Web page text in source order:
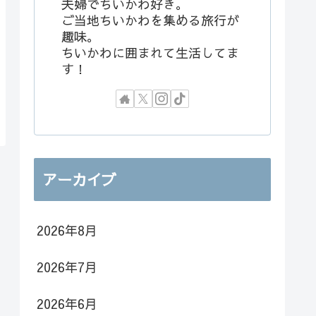
夫婦でちいかわ好き。
ご当地ちいかわを集める旅行が
趣味。
ちいかわに囲まれて生活してま
す！
アーカイブ
2026年8月
2026年7月
2026年6月